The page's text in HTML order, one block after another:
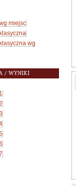
miejsc
wg
/ WYNIKI